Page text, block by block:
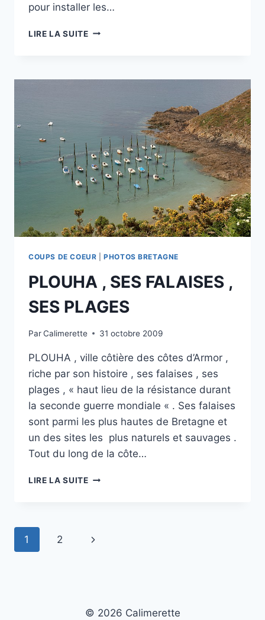
pour installer les…
LIRE LA SUITECOUP
LA
COUPS DE COEUR |PHOTOS BRETAGNE
PLOUHA , SES FALAISES ,
SES PLAGES
ParCalimerette 31 octobre 2009
PLOUHA , ville côtière des côtes d’Armor ,
riche par son histoire , ses falaises , ses
plages , « haut lieu de la résistance durant
la seconde guerre mondiale « . Ses falaises
sont parmi les plus hautes de Bretagne et
un des sites les plus naturels et sauvages .
Tout du long de la côte…
LIRE LA SUITEPLOUHA
SES
Navigation
1 2
Page
© 2026 Calimerette